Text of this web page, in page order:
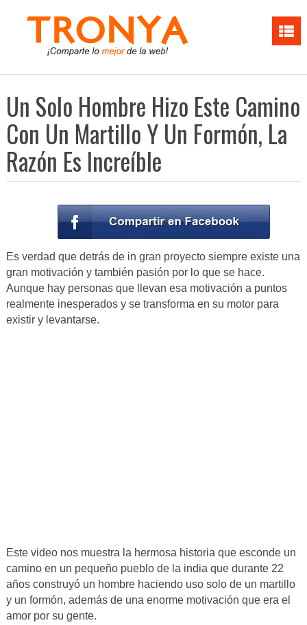
Un Solo Hombre Hizo Este Camino
Con Un Martillo Y Un Formón, La
Razón Es Increíble
Es verdad que detrás de in gran proyecto siempre existe una
gran motivación y también pasión por lo que se hace.
Aunque hay personas que llevan esa motivación a puntos
realmente inesperados y se transforma en su motor para
existir y levantarse.
Este video nos muestra la hermosa historia que esconde un
camino en un pequeño pueblo de la india que durante 22
años construyó un hombre haciendo uso solo de un martillo
y un formón, además de una enorme motivación que era el
amor por su gente.